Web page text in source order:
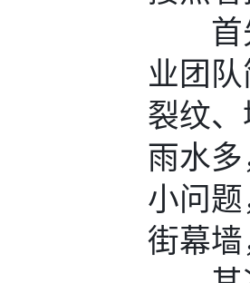
首
业团
裂纹
雨水
小问
街幕